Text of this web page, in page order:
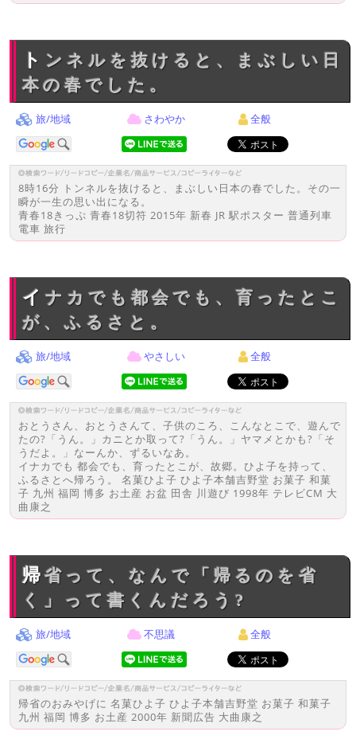
トンネルを抜けると、まぶしい日
本の春でした。
旅/地域 さわやか 全般
8時16分 トンネルを抜けると、まぶしい日本の春でした。その一
瞬が一生の思い出になる。
青春18きっぷ 青春18切符 2015年 新春 JR 駅ポスター 普通列車
電車 旅行
イナカでも都会でも、育ったとこ
が、ふるさと。
旅/地域 やさしい 全般
おとうさん、おとうさんて、子供のころ、こんなとこで、遊んで
たの?「うん。」カニとか取って?「うん。」ヤマメとかも?「そ
うだよ。」なーんか、ずるいなあ。
イナカでも 都会でも、育ったとこが、故郷。ひよ子を持って、
ふるさとへ帰ろう。 名菓ひよ子 ひよ子本舗吉野堂 お菓子 和菓
子 九州 福岡 博多 お土産 お盆 田舎 川遊び 1998年 テレビCM 大
曲康之
帰省って、なんで「帰るのを省
く」って書くんだろう?
旅/地域 不思議 全般
帰省のおみやげに 名菓ひよ子 ひよ子本舗吉野堂 お菓子 和菓子
九州 福岡 博多 お土産 2000年 新聞広告 大曲康之